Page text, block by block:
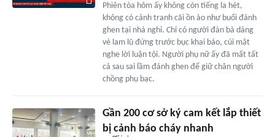
Phiên tòa hôm ấy không còn tiếng la hét,
không có cảnh tranh cãi ồn ào như buổi đánh
ghen tại nhà nghỉ. Chỉ có người đàn bà dáng
vẻ lam lũ đứng trước bục khai báo, cúi mặt
nghe lời luận tội. Người phụ nữ ấy đã mất tất
cả sau sai lầm đánh ghen để giữ chân người
chồng phụ bạc.
Gần 200 cơ sở ký cam kết lắp thiết
bị cảnh báo cháy nhanh